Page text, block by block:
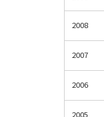
2008
2007
2006
2005